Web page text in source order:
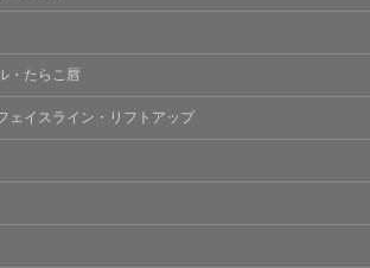
・訂正・利用停止について】
、本人の申し出により個人情報に関する
、削除、利用停止その他お問い合わせ
適切に対応します。
ー)について】
的にインターネット閲覧を行う際、又は
させておく機能です。
、Cookie及び類似技術を使用して収集
・たらこ唇
ェイスライン・リフトアップ